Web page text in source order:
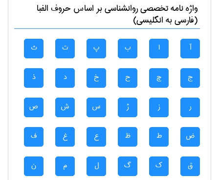
واژه نامه تخصصیروانشناسیبر اساس حروف الفبا
(فارسی به انگلیسی)
آ ا ب پ ت ث
ج چ ح خ د ذ
ر ز ژ س ش ص
ض ط ظ ع غ ف
ق ک گ ل م ن